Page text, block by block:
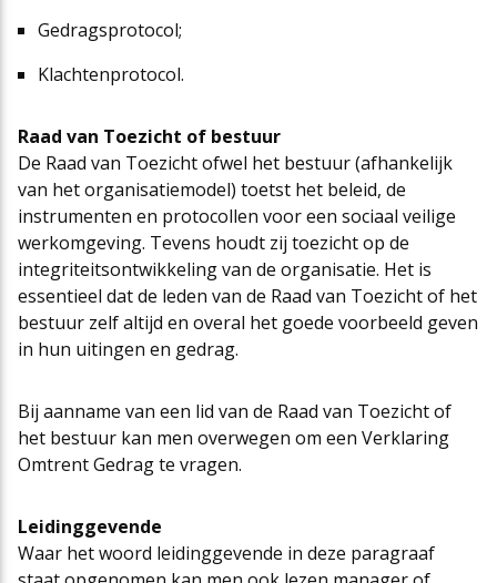
Gedragsprotocol;
Klachtenprotocol.
Raad van Toezicht of bestuur
De Raad van Toezicht ofwel het bestuur (afhankelijk
van het organisatiemodel) toetst het beleid, de
instrumenten en protocollen voor een sociaal veilige
werkomgeving. Tevens houdt zij toezicht op de
integriteitsontwikkeling van de organisatie. Het is
essentieel dat de leden van de Raad van Toezicht of het
bestuur zelf altijd en overal het goede voorbeeld geven
in hun uitingen en gedrag.
Bij aanname van een lid van de Raad van Toezicht of
het bestuur kan men overwegen om een Verklaring
Omtrent Gedrag te vragen.
Leidinggevende
Waar het woord leidinggevende in deze paragraaf